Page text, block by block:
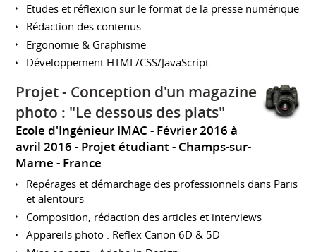
Etudes et réflexion sur le format de la presse numérique
Rédaction des contenus
Ergonomie & Graphisme
Développement HTML/CSS/JavaScript
Projet - Conception d'un magazine
photo : "Le dessous des plats"​
Ecole d'Ingénieur IMAC
Février 2016 à
avril 2016 Projet étudiant
Champs-sur-
Marne
France
Repérages et démarchage des professionnels dans Paris
et alentours
Composition, rédaction des articles et interviews
Appareils photo : Reflex Canon 6D & 5D